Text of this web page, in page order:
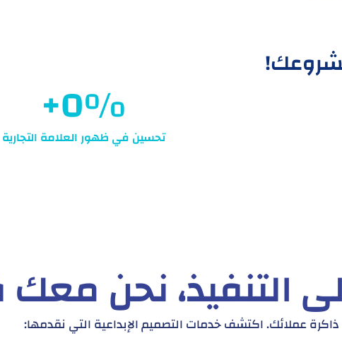
تحسين في ظهور العلامة التجارية
%
0
+
التنفيذ، نحن
عملائك. اكتشف خدمات التصميم الإبداعية التي نقدمها: